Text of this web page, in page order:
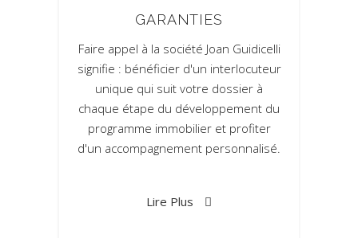
GARANTIES
Faire appel à la société Joan Guidicelli
signifie : bénéficier d'un interlocuteur
unique qui suit votre dossier à
chaque étape du développement du
programme immobilier et profiter
d'un accompagnement personnalisé.
Lire Plus